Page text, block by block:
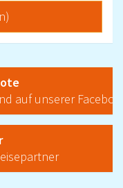
auf unserer